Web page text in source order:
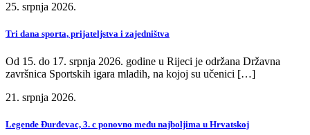
25. srpnja 2026.
Tri dana sporta, prijateljstva i zajedništva
Od 15. do 17. srpnja 2026. godine u Rijeci je održana Državna
završnica Sportskih igara mladih, na kojoj su učenici […]
21. srpnja 2026.
Legende Đurđevac, 3. c ponovno među najboljima u Hrvatskoj